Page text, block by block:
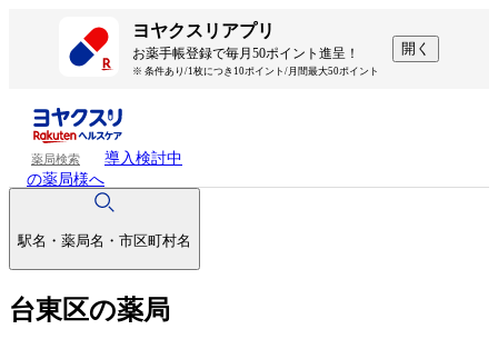
ヨヤクスリアプリ
お薬手帳登録で毎月50ポイント進呈！
※ 条件あり/1枚につき10ポイント/月間最大50ポイント
開く
薬局検索
導入検討中
の薬局様へ
駅名・薬局名・市区町村名
台東区の薬局